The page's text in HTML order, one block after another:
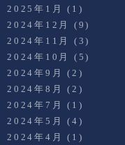
2025年1月
(1)
2024年12月
(9)
2024年11月
(3)
2024年10月
(5)
2024年9月
(2)
2024年8月
(2)
2024年7月
(1)
2024年5月
(4)
2024年4月
(1)